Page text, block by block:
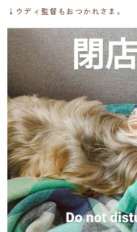
↓ウディ監督もおつかれさま。